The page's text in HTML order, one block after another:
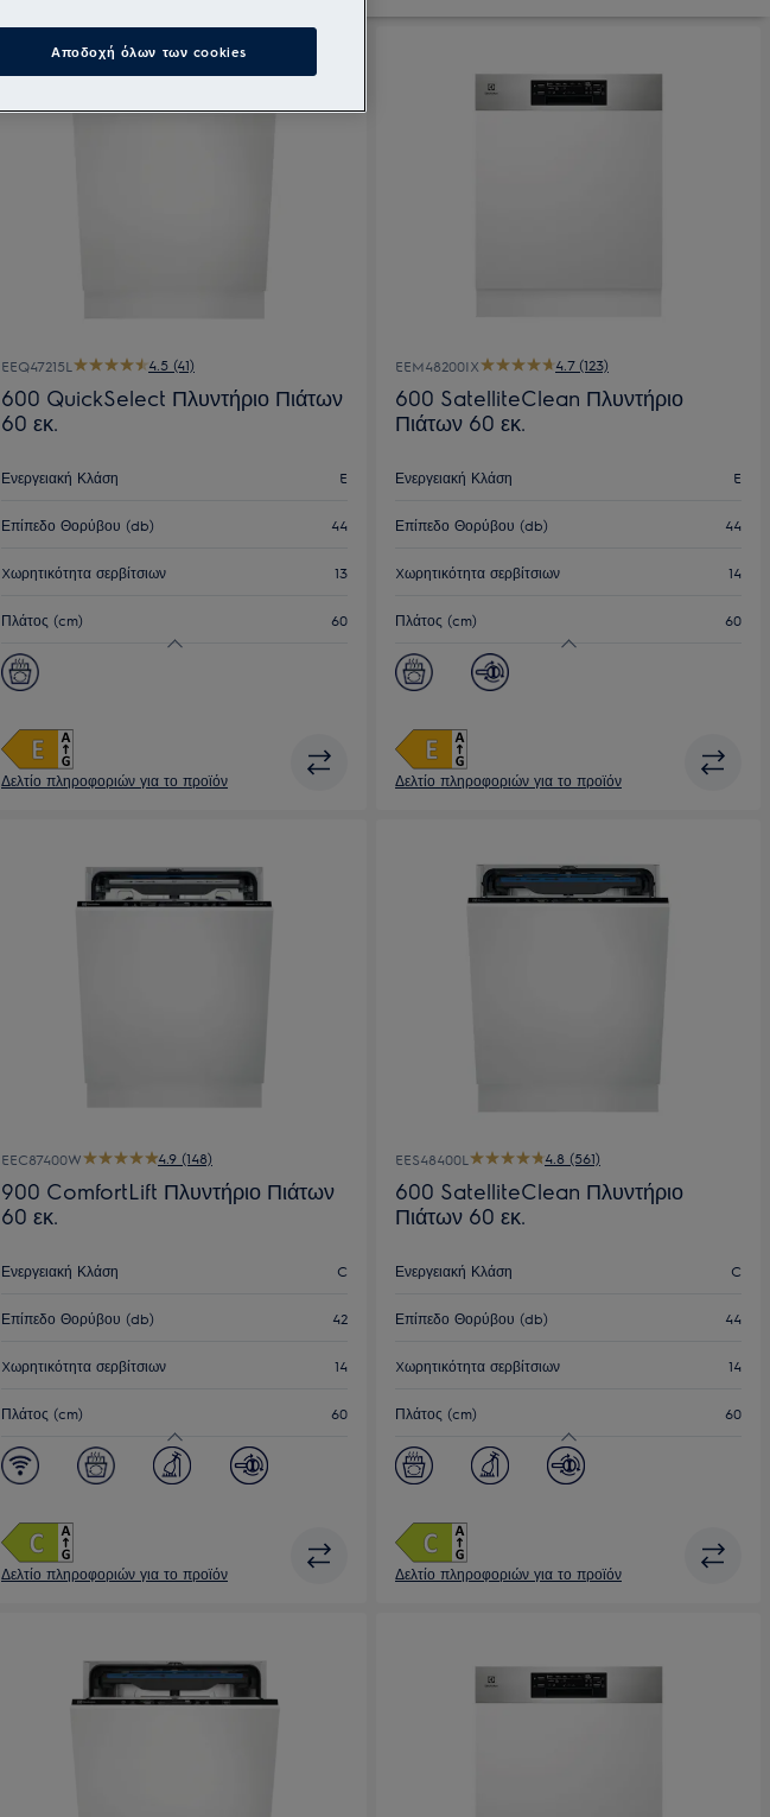
EEQ47215L 4.5 (41)
600 QuickSelect Πλυντήριο Πιάτων
60 εκ.
Ενεργειακή Κλάση E
Επίπεδο Θορύβου (db) 44
Xωρητικότητα σερβίτσιων 13
Πλάτος (cm) 60
Δελτίο πληροφοριών για το προϊόν
EEM48200IX 4.7 (123)
600 SatelliteClean Πλυντήριο
Πιάτων 60 εκ.
Ενεργειακή Κλάση E
Επίπεδο Θορύβου (db) 44
Xωρητικότητα σερβίτσιων 14
Πλάτος (cm) 60
Δελτίο πληροφοριών για το προϊόν
EEC87400W 4.9 (148)
900 ComfortLift Πλυντήριο Πιάτων
60 εκ.
Ενεργειακή Κλάση C
Επίπεδο Θορύβου (db) 42
Xωρητικότητα σερβίτσιων 14
Πλάτος (cm) 60
Δελτίο πληροφοριών για το προϊόν
EES48400L 4.8 (561)
600 SatelliteClean Πλυντήριο
Πιάτων 60 εκ.
Ενεργειακή Κλάση C
Επίπεδο Θορύβου (db) 44
Xωρητικότητα σερβίτσιων 14
Πλάτος (cm) 60
Δελτίο πληροφοριών για το προϊόν
Αποδοχή όλων των cookies